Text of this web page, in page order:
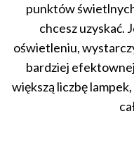
punktów
chcesz uzyskać.
oświetleniu,
bardziej
większą liczbę